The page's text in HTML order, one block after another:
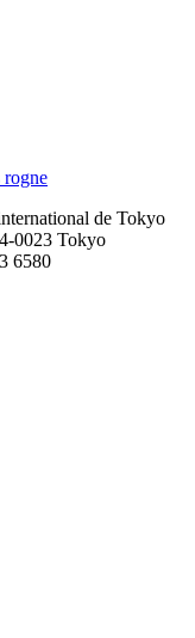
de Tokyo
0023 Tokyo
6580